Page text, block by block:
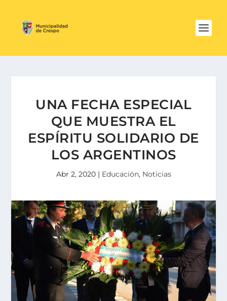
UNA FECHA ESPECIAL
QUE MUESTRA EL
ESPÍRITU SOLIDARIO DE
LOS ARGENTINOS
Abr 2, 2020| Educación, Noticias